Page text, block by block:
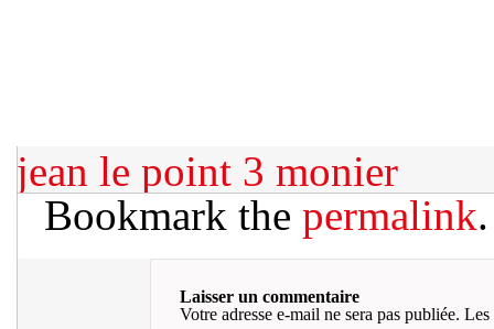
jean le point 3 monier
Bookmark the permalink.
Laisser un commentaire
Votre adresse e-mail ne sera pas publiée. Les